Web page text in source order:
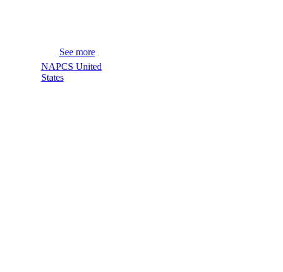
See more
NAPCS United
States